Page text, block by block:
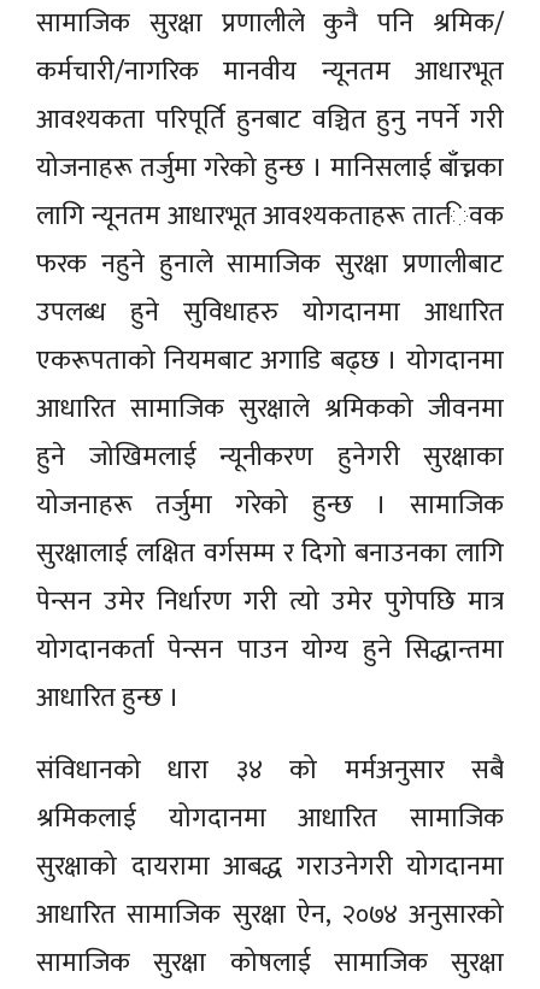
सामाजिक सुरक्षा प्रणालीले कुनै पनि श्रमिक/
कर्मचारी/नागरिक मानवीय न्यूनतम आधारभूत
आवश्यकता परिपूर्ति हुनबाट वञ्चित हुनु नपर्ने गरी
योजनाहरू तर्जुमा गरेको हुन्छ । मानिसलाई बाँच्नका
लागि न्यूनतम आधारभूत आवश्यकताहरू तात्‍िवक
फरक नहुने हुनाले सामाजिक सुरक्षा प्रणालीबाट
उपलब्ध हुने सुविधाहरु योगदानमा आधारित
एकरूपताको नियमबाट अगाडि बढ्छ । योगदानमा
आधारित सामाजिक सुरक्षाले श्रमिकको जीवनमा
हुने जोखिमलाई न्यूनीकरण हुनेगरी सुरक्षाका
योजनाहरू तर्जुमा गरेको हुन्छ । सामाजिक
सुरक्षालाई लक्षित वर्गसम्म र दिगो बनाउनका लागि
पेन्सन उमेर निर्धारण गरी त्यो उमेर पुगेपछि मात्र
योगदानकर्ता पेन्सन पाउन योग्य हुने सिद्धान्तमा
आधारित हुन्छ ।
संविधानको धारा ३४ को मर्मअनुसार सबै
श्रमिकलाई योगदानमा आधारित सामाजिक
सुरक्षाको दायरामा आबद्ध गराउनेगरी योगदानमा
आधारित सामाजिक सुरक्षा ऐन, २०७४ अनुसारको
सामाजिक सुरक्षा कोषलाई सामाजिक सुरक्षा